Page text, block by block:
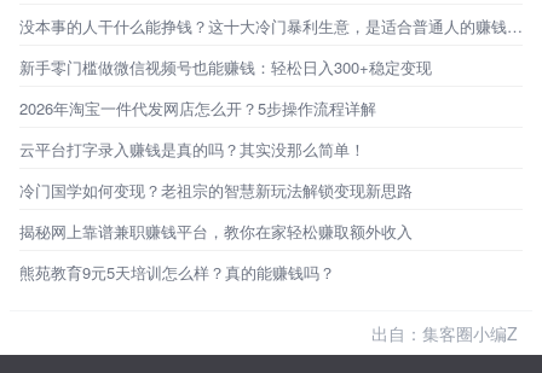
没本事的人干什么能挣钱？这十大冷门暴利生意，是适合普通人的赚钱机会
新手零门槛做微信视频号也能赚钱：轻松日入300+稳定变现
2026年淘宝一件代发网店怎么开？5步操作流程详解
云平台打字录入赚钱是真的吗？其实没那么简单！
冷门国学如何变现？老祖宗的智慧新玩法解锁变现新思路
揭秘网上靠谱兼职赚钱平台，教你在家轻松赚取额外收入
熊苑教育9元5天培训怎么样？真的能赚钱吗？
出自：集客圈小编Z